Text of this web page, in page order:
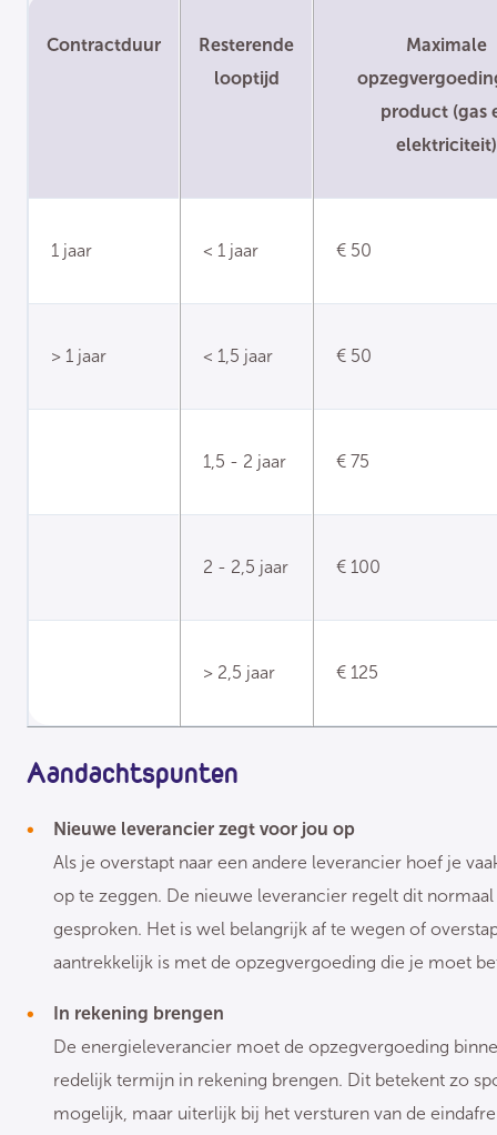
Contractduur
Resterende
looptijd
Maximale
product (gas
elektriciteit)
1 jaar < 1 jaar € 50
> 1 jaar < 1,5 jaar € 50
1,5 - 2 jaar € 75
2 - 2,5 jaar € 100
> 2,5 jaar € 125
Aandachtspunten
Nieuwe leverancier zegt voor jou op
Als je overstapt naar een andere leverancier hoef je
op te zeggen. De nieuwe leverancier regelt dit normaal
gesproken. Het is wel belangrijk af te wegen of
aantrekkelijk is met de opzegvergoeding die je moet
In rekening brengen
De energieleverancier moet de opzegvergoeding
redelijk termijn in rekening brengen. Dit betekent zo
mogelijk, maar uiterlijk bij het versturen van de